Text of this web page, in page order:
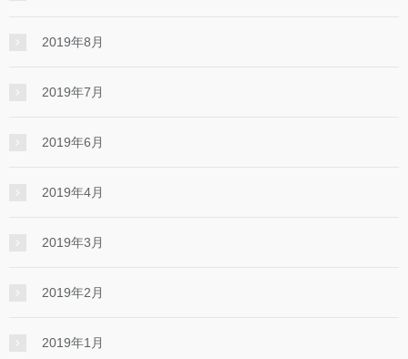
2019年8月
2019年7月
2019年6月
2019年4月
2019年3月
2019年2月
2019年1月